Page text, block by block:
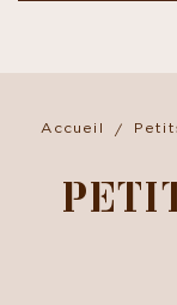
Accueil